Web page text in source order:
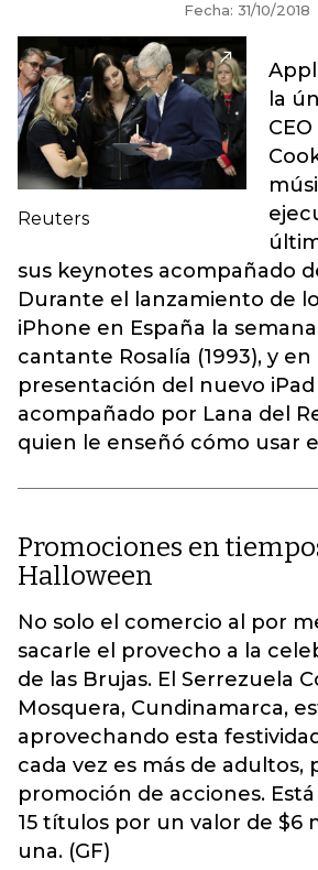
Fecha: 31/10/2018
Reuters
la
sus keynotes acompañado
Durante el lanzamiento de
iPhone en España la
cantante Rosalía (1993), y en
presentación del nuevo
acompañado por Lana del
quien le enseñó cómo usar
Promociones en
Halloween
No solo el comercio al por
sacarle el provecho a la
de las Brujas. El Serrezuela
Mosquera, Cundinamarca,
aprovechando esta
cada vez es más de adultos,
promoción de acciones.
15 títulos por un valor de $6
una. (GF)